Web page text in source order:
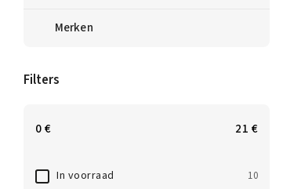
Merken
Filters
0€ 21 €
In voorraad 10